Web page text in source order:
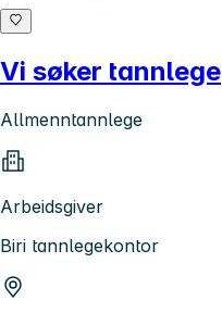
Vi søker tannlege
Allmenntannlege
Arbeidsgiver
Biri tannlegekontor